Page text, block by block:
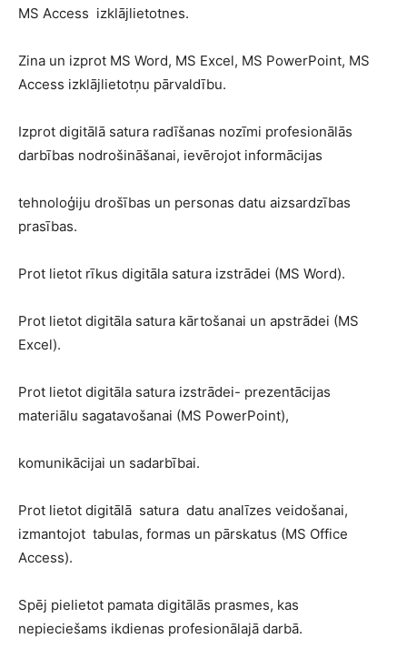
MS Access izklājlietotnes.
Zina un izprot MS Word, MS Excel, MS PowerPoint, MS
Access izklājlietotņu pārvaldību.
Izprot digitālā satura radīšanas nozīmi profesionālās
darbības nodrošināšanai, ievērojot informācijas
tehnoloģiju drošības un personas datu aizsardzības
prasības.
Prot lietot rīkus digitāla satura izstrādei (MS Word).
Prot lietot digitāla satura kārtošanai un apstrādei (MS
Excel).
Prot lietot digitāla satura izstrādei- prezentācijas
materiālu sagatavošanai (MS PowerPoint),
komunikācijai un sadarbībai.
Prot lietot digitālā satura datu analīzes veidošanai,
izmantojot tabulas, formas un pārskatus (MS Office
Access).
Spēj pielietot pamata digitālās prasmes, kas
nepieciešams ikdienas profesionālajā darbā.